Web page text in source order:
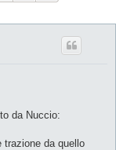
da Nuccio:
trazione da quello